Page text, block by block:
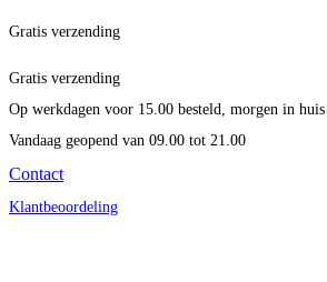
Gratis verzending
Gratis verzending
Op werkdagen voor 15.00 besteld, morgen in huis
Vandaag geopend van 09.00 tot 21.00
Contact
Klantbeoordeling